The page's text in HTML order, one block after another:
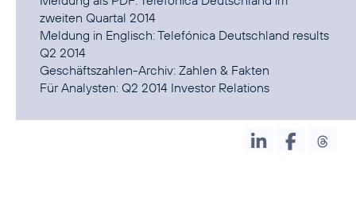
zweiten Quartal 2014
Meldung in Englisch:Telefónica Deutschland results
Q2 2014
Geschäftszahlen-Archiv: Zahlen & Fakten
Für Analysten: Q2 2014 Investor Relations